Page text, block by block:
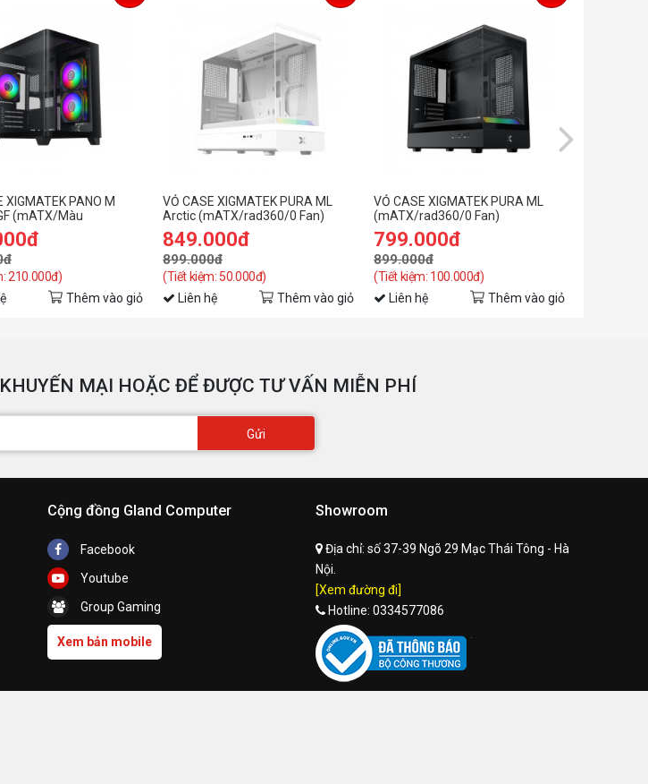
XIGMATEK PANO M
(mATX/Màu
210.000đ)
Thêm vào giỏ
VỎ CASE XIGMATEK PURA ML
Arctic (mATX/rad360/0 Fan)
849.000đ
899.000đ
(Tiết kiệm: 50.000đ)
Liên hệ Thêm vào giỏ
VỎ CASE XIGMATEK PURA ML
(mATX/rad360/0 Fan)
799.000đ
899.000đ
(Tiết kiệm: 100.000đ)
Liên hệ Thêm vào giỏ
MẠI HOẶC ĐỂ ĐƯỢC TƯ VẤN MIỄN PHÍ
Gửi
Cộng đồng Gland Computer
Facebook
Youtube
Group Gaming
Xem bản mobile
Showroom
Địa chỉ: số 37-39 Ngõ 29 Mạc Thái Tông - Hà
Nội.
[Xem đường đi]
Hotline: 0334577086